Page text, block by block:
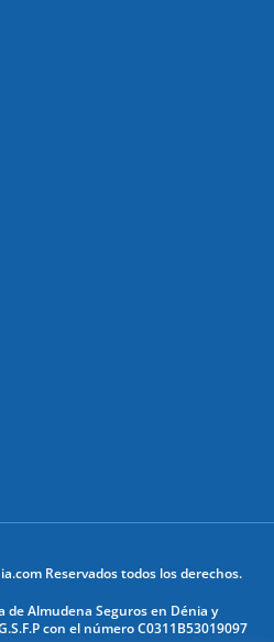
Reservados todos los derechos.
de Almudena Seguros en Dénia y
con el número C0311B53019097